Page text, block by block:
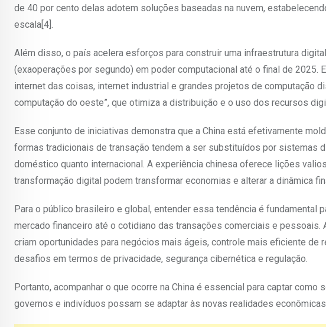
de 40 por cento delas adotem soluções baseadas na nuvem,
escala[4].
Além disso, o país acelera esforços para construir uma infraestrutura
(exaoperações por segundo) em poder computacional até o final de 2025.
internet das coisas, internet industrial e grandes projetos de computação
computação do oeste”, que otimiza a distribuição e o uso dos recursos
Esse conjunto de iniciativas demonstra que a China está efetivamente
formas tradicionais de transação tendem a ser substituídos por sistemas
doméstico quanto internacional. A experiência chinesa oferece lições
transformação digital podem transformar economias e alterar a dinâmica
Para o público brasileiro e global, entender essa tendência é fundamental
mercado financeiro até o cotidiano das transações comerciais e
criam oportunidades para negócios mais ágeis, controle mais eficiente de
desafios em termos de privacidade, segurança cibernética e regulação.
Portanto, acompanhar o que ocorre na China é essencial para captar
governos e indivíduos possam se adaptar às novas realidades